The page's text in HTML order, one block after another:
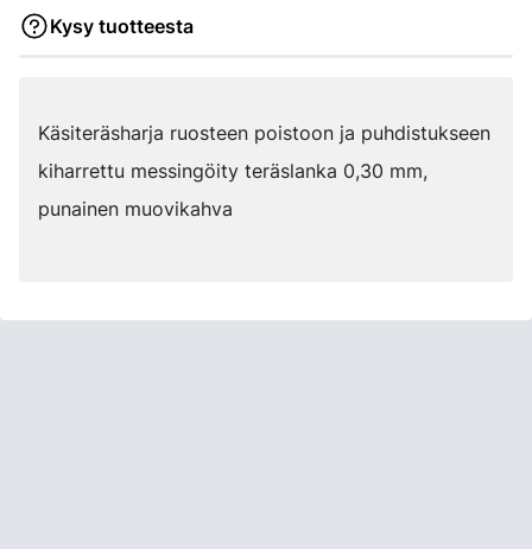
Kysy tuotteesta
Käsiteräsharja ruosteen poistoon ja puhdistukseen
kiharrettu messingöity teräslanka 0,30 mm,
punainen muovikahva